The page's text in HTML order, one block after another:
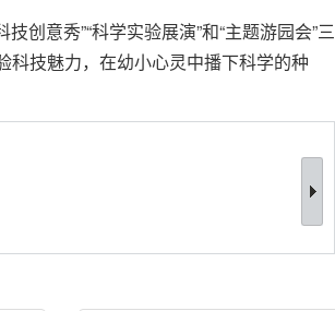
创意秀”“科学实验展演”和“主题游园会”三
科技魅力，在幼小心灵中播下科学的种